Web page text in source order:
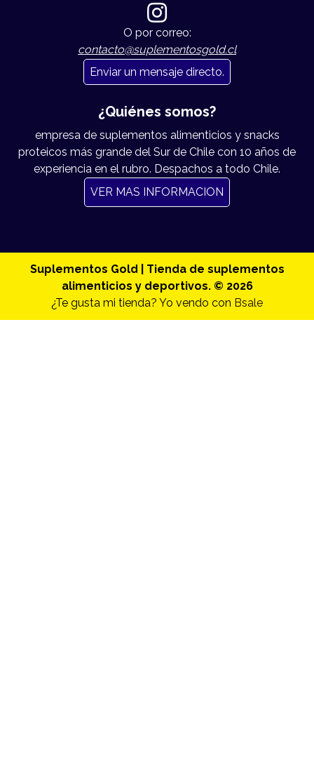
O por correo:
contacto@suplementosgold.cl
Enviar un mensaje directo.
¿Quiénes somos?
empresa de suplementos alimenticios y snacks
proteicos más grande del Sur de Chile con 10 años de
experiencia en el rubro. Despachos a todo Chile.
VER MAS INFORMACION
Suplementos Gold | Tienda de suplementos
alimenticios y deportivos. © 2026
¿Te gusta mi tienda? Yo vendo con Bsale